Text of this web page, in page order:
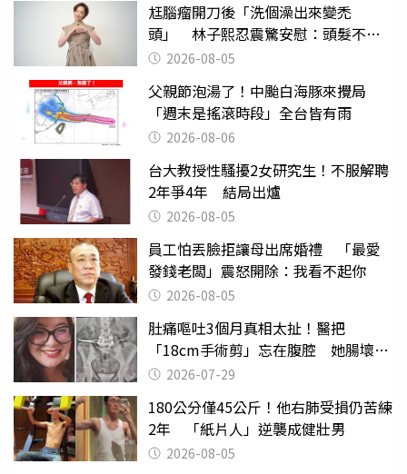
尪腦瘤開刀後「洗個澡出來變禿
頭」 林子熙忍震驚安慰：頭髮不重
要 2026-08-05
父親節泡湯了！中颱白海豚來攪局
「週末是搖滾時段」全台皆有雨
2026-08-06
台大教授性騷擾2女研究生！不服解聘
2年爭4年 結局出爐
2026-08-05
員工怕丟臉拒讓母出席婚禮 「最愛
發錢老闆」震怒開除：我看不起你
2026-08-05
肚痛嘔吐3個月真相太扯！醫把
「18cm手術剪」忘在腹腔 她腸壞死
險喪命
2026-07-29
180公分僅45公斤！他右肺受損仍苦練
2年 「紙片人」逆襲成健壯男
2026-08-05